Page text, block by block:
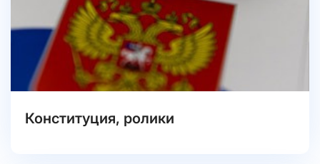
Конституция, ролики